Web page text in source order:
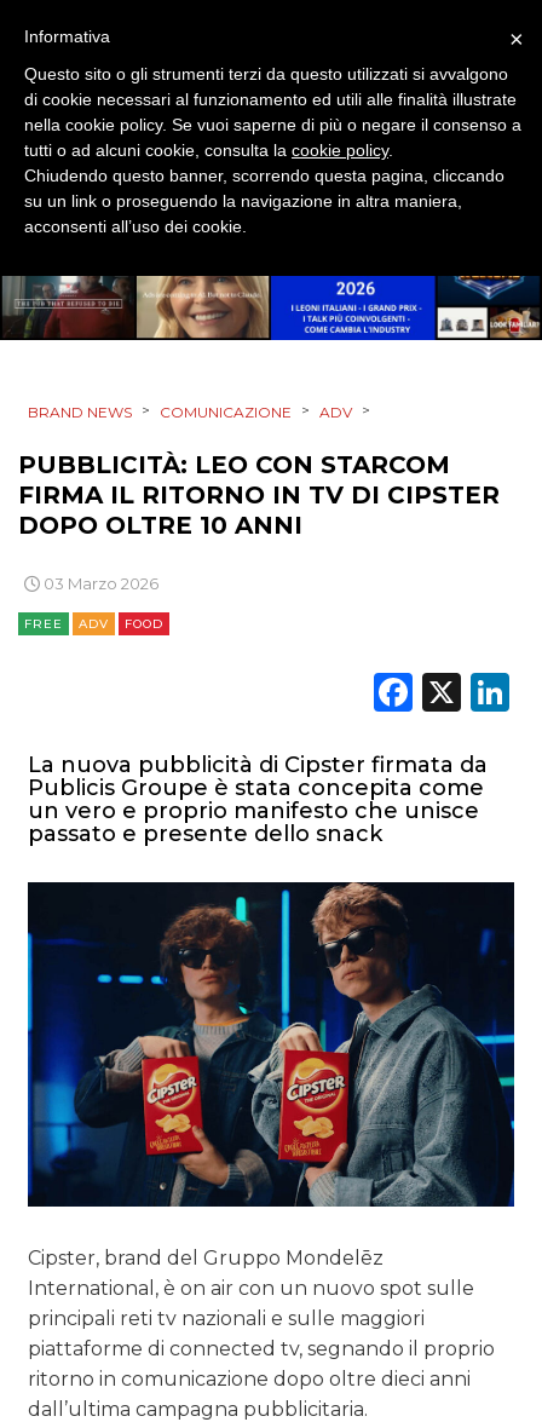
RICERCHE
PREVISIONI/SCENARI
NORMATIVE
TREND
CASE HISTORY
BRAND NEWS > COMUNICAZIONE > ADV >
PUBBLICITÀ: LEO CON STARCOM
FIRMA IL RITORNO IN TV DI CIPSTER
DOPO OLTRE 10 ANNI
03 Marzo 2026
FREE ADV FOOD
X
La nuova pubblicità di Cipster firmata da
Publicis Groupe è stata concepita come
un vero e proprio manifesto che unisce
passato e presente dello snack
Cipster, brand del Gruppo Mondelēz
International, è on air con un nuovo spot sulle
principali reti tv nazionali e sulle maggiori
piattaforme di connected tv, segnando il proprio
ritorno in comunicazione dopo oltre dieci anni
dall’ultima campagna pubblicitaria.
×
Informativa
Questo sito o gli strumenti terzi da questo utilizzati si avvalgono
di cookie necessari al funzionamento ed utili alle finalità illustrate
nella cookie policy. Se vuoi saperne di più o negare il consenso a
tutti o ad alcuni cookie, consulta la cookie policy.
Chiudendo questo banner, scorrendo questa pagina, cliccando
su un link o proseguendo la navigazione in altra maniera,
acconsenti all’uso dei cookie.